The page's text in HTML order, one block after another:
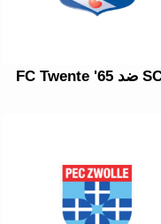
2026-08-09 موعد لقاء SC Heerenveen ضد FC Twente '65